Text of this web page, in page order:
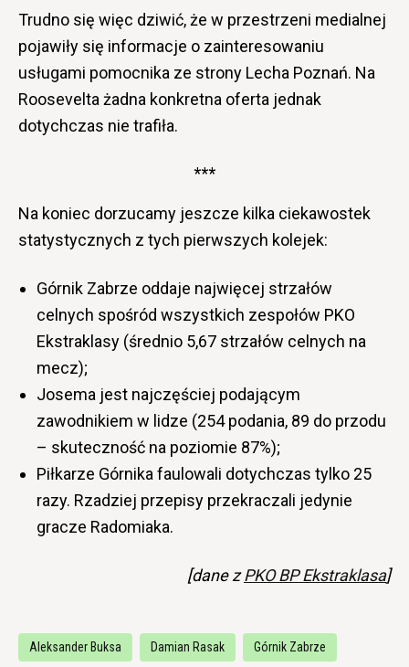
Trudno się więc dziwić, że w przestrzeni medialnej
pojawiły się informacje o zainteresowaniu
usługami pomocnika ze strony Lecha Poznań. Na
Roosevelta żadna konkretna oferta jednak
dotychczas nie trafiła.
***
Na koniec dorzucamy jeszcze kilka ciekawostek
statystycznych z tych pierwszych kolejek:
Górnik Zabrze oddaje najwięcej strzałów
celnych spośród wszystkich zespołów PKO
Ekstraklasy (średnio 5,67 strzałów celnych na
mecz);
Josema jest najczęściej podającym
zawodnikiem w lidze (254 podania, 89 do przodu
– skuteczność na poziomie 87%);
Piłkarze Górnika faulowali dotychczas tylko 25
razy. Rzadziej przepisy przekraczali jedynie
gracze Radomiaka.
[dane zPKO BP Ekstraklasa]
Aleksander Buksa Damian Rasak Górnik Zabrze